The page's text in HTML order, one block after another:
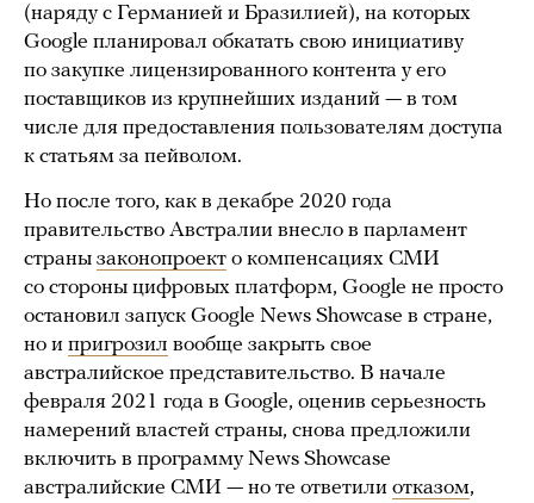
(наряду с Германией и Бразилией), на которых
Google планировал обкатать свою инициативу
по закупке лицензированного контента у его
поставщиков из крупнейших изданий — в том
числе для предоставления пользователям доступа
к статьям за пейволом.
Но после того, как в декабре 2020 года
правительство Австралии внесло в парламент
страны законопроект о компенсациях СМИ
со стороны цифровых платформ, Google не просто
остановил запуск Google News Showcase в стране,
но и пригрозил вообще закрыть свое
австралийское представительство. В начале
февраля 2021 года в Google, оценив серьезность
намерений властей страны, снова предложили
включить в программу News Showcase
австралийские СМИ — но те ответили отказом,